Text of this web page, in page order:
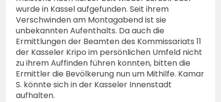
vermisst
FW Rheingau-Taunus:
Erstmeldung: Waldbrand
zwischen Bad
Schwalbach-Hettenhain
und Taunusstein-
Seitzenhahn – rund 150
Einsatzkräfte im Einsatz
5. August 2026
wurde in Kassel aufgefunden. Seit ihrem
Verschwinden am Montagabend ist sie
unbekannten Aufenthalts. Da auch die
Ermittlungen der Beamten des Kommissariats 11
der Kasseler Kripo im persönlichen Umfeld nicht
zu ihrem Auffinden führen konnten, bitten die
Ermittler die Bevölkerung nun um Mithilfe. Kamar
S. könnte sich in der Kasseler Innenstadt
aufhalten.